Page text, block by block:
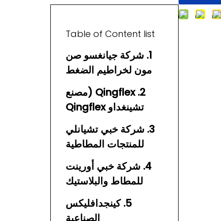
Table of Content list
1. شركة جيانغسو صن
مون لخراطيم الضغط
العالي للغاز الصخري
المحدودة.
2. Qingflex (مصنع
تشينغداو Qingflex
للخراطيم)
3. شركة خبي تشيانلي
للمنتجات المطاطية
المحدودة
4. شركة خبي أورينت
للمطاط والبلاستيك
المحدودة
5. كينجدافليكس
الصناعية